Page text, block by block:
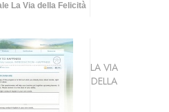
La Via della Felicità
LA VIA
DELLA